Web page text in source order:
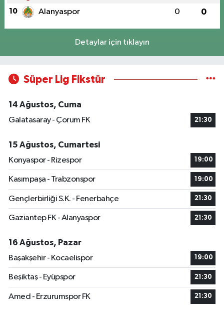
10 Alanyaspor 0 0
Detaylar için tıklayın
Süper Lig Fikstür
14 Ağustos, Cuma
Galatasaray - Çorum FK
21:30
15 Ağustos, Cumartesi
Konyaspor - Rizespor
19:00
Kasımpaşa - Trabzonspor 19:00
Gençlerbirliği S.K. - Fenerbahçe 21:30
Gaziantep FK - Alanyaspor 21:30
16 Ağustos, Pazar
Başakşehir - Kocaelispor
19:00
Beşiktaş - Eyüpspor 21:30
Amed - Erzurumspor FK 21:30